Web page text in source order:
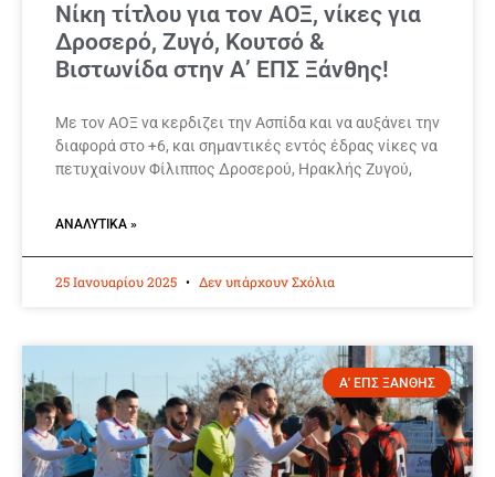
Νίκη τίτλου για τον ΑΟΞ, νίκες για
Δροσερό, Ζυγό, Κουτσό &
Βιστωνίδα στην Α’ ΕΠΣ Ξάνθης!
Με τον ΑΟΞ να κερδιζει την Ασπίδα και να αυξάνει την
διαφορά στο +6, και σημαντικές εντός έδρας νίκες να
πετυχαίνουν Φίλιππος Δροσερού, Ηρακλής Ζυγού,
ΑΝΑΛΥΤΙΚΆ »
25 Ιανουαρίου 2025 Δεν υπάρχουν Σχόλια
Α' ΕΠΣ ΞΑΝΘΗΣ